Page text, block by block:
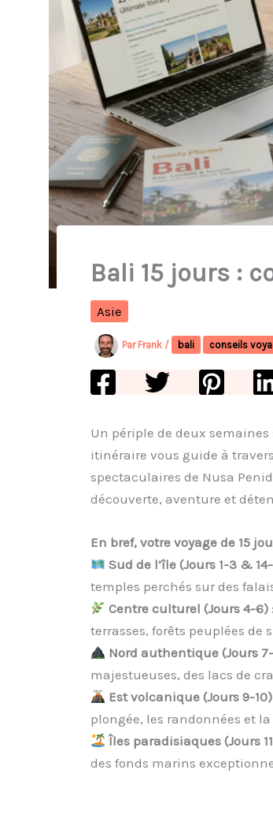
Bali 15 jours :
Asie
Par Frank / bali conseils
Un périple de deux semaines
itinéraire vous guide à
spectaculaires de Nusa
découverte, aventure et
En bref, votre voyage de 15
Sud de l’île (Jours 1-3 &
temples perchés sur des
Centre culturel (Jours 4-6)
terrasses, forêts peuplées
Nord authentique (Jours
majestueuses, des lacs de
Est volcanique (Jours 9-
plongée, les randonnées et
Îles paradisiaques (Jours
des fonds marins